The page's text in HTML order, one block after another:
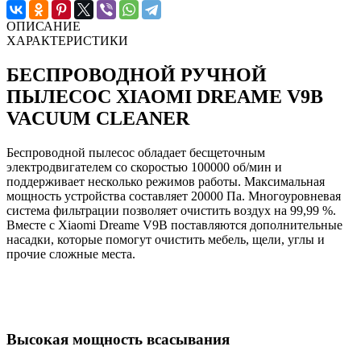
ОПИСАНИЕ
ХАРАКТЕРИСТИКИ
БЕСПРОВОДНОЙ РУЧНОЙ
ПЫЛЕСОС XIAOMI DREAME V9B
VACUUM CLEANER
Беспроводной пылесос обладает бесщеточным
электродвигателем со скоростью 100000 об/мин и
поддерживает несколько режимов работы. Максимальная
мощность устройства составляет 20000 Па. Многоуровневая
система фильтрации позволяет очистить воздух на 99,99 %.
Вместе с Xiaomi Dreame V9B поставляются дополнительные
насадки, которые помогут очистить мебель, щели, углы и
прочие сложные места.
Высокая мощность всасывания